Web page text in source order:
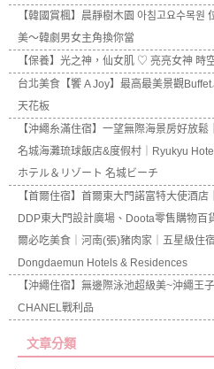
【韓國賞楓】晨靜樹木園 아침고요수목
美～韓劇男女主角換你當
【保養】光之神，仙女肌 ♡ 亮亮女神
台北美食【饗 A Joy】最高最美景觀
天花板
【沖繩糸滿住宿】一望無際海景房好放
名城海灘琉球飯店&度假村｜Ryukyu
ホテル＆リゾート 名城ビーチ
【首爾住宿】首爾東大門諾富特大使酒
DDP東大門設計廣場、Doota零售購物
爾必吃美食｜河南(張)豬肉家｜五星級住
Dongdaemun Hotels & Residences
【沖繩住宿】無邊際泳池超級美~沖繩
CHANEL戰利品
文章分類